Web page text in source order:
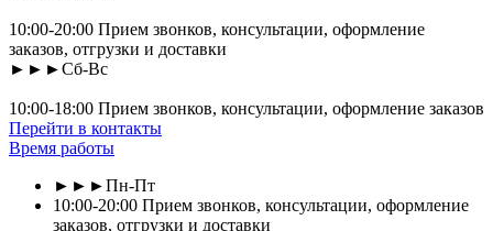
10:00-20:00 Прием звонков, консультации, оформление
заказов, отгрузки и доставки
►►►Сб-Вс
10:00-18:00 Прием звонков, консультации, оформление заказов
Перейти в контакты
Время работы
►►►Пн-Пт
10:00-20:00 Прием звонков, консультации, оформление
заказов, отгрузки и доставки